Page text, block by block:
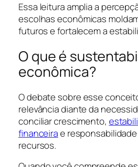
Essa leitura amplia a
escolhas econômicas
futuros e fortalecem a
O que é
econômica?
O debate sobre esse
relevância diante da
conciliar crescimento,
financeirae
recursos.